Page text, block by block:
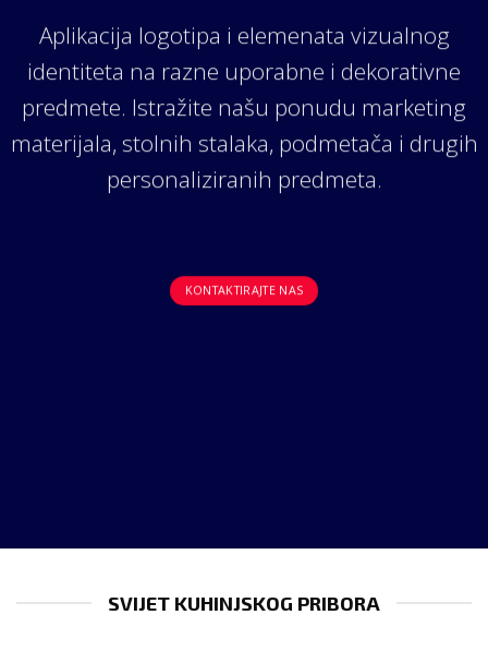
Aplikacija logotipa i elemenata vizualnog
identiteta na razne uporabne i dekorativne
predmete. Istražite našu ponudu marketing
materijala, stolnih stalaka, podmetača i drugih
personaliziranih predmeta.
KONTAKTIRAJTE NAS
SVIJET KUHINJSKOG PRIBORA